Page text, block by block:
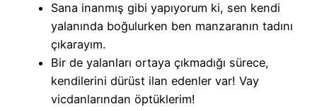
Sana inanmış gibi yapıyorum ki, sen kendi
yalanında boğulurken ben manzaranın tadını
çıkarayım.
Bir de yalanları ortaya çıkmadığı sürece,
kendilerini dürüst ilan edenler var! Vay
vicdanlarından öptüklerim!